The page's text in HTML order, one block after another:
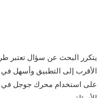
يتكرر البحث عن سؤال
الأقرب إلى التطبيق وأسهل في
على استخدام محرك جوجل في